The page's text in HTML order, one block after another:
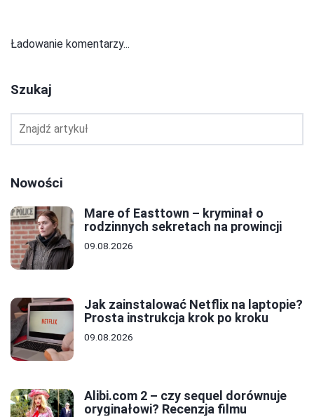
Ładowanie komentarzy...
Szukaj
Nowości
Mare of Easttown – kryminał o
rodzinnych sekretach na prowincji
09.08.2026
Jak zainstalować Netflix na laptopie?
Prosta instrukcja krok po kroku
09.08.2026
Alibi.com 2 – czy sequel dorównuje
oryginałowi? Recenzja filmu